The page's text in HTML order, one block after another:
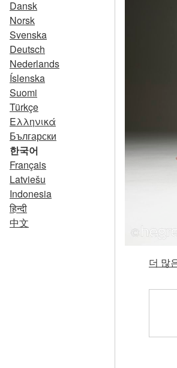
Dansk
Norsk
Svenska
Deutsch
Nederlands
Íslenska
Suomi
Türkçe
Ελληνικά
Български
한국어
Français
Latviešu
Indonesia
हिन्दी
中文
더 많